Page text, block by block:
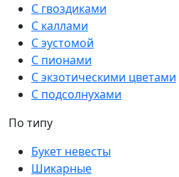
С гвоздиками
С каллами
С эустомой
С пионами
С экзотическими цветами
С подсолнухами
По типу
Букет невесты
Шикарные